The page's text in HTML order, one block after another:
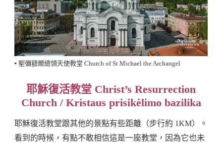
▪️ 聖彌額爾總領天使教堂 Church of St Michael the Archangel
耶穌復活教堂 Christ’s Resurrection
Church / Kristaus prisikėlimo bazilika
耶穌復活教堂跟其他的景點有些距離（步行約 1KM）。
看到的時候，有點不敢相信這是一座教堂，因為它也未